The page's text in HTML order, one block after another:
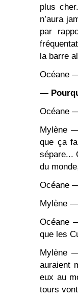
plus
n’aura
par
la barre
Océane
—
Océane
Mylène
que ça
sépare...
du
Océane
Mylène —
Océane
que les
Mylène
auraient
eux au
tours